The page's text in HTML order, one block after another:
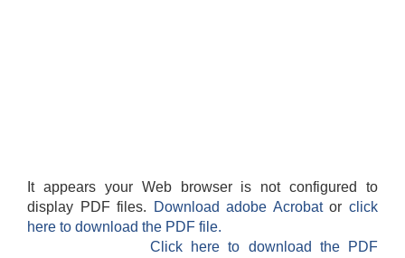
It appears your Web browser is not configured to
display PDF files.
Download adobe Acrobatorclick
here to download the PDF file.
Click here to download the PDF